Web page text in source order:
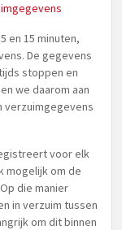
en 15 minuten,
De gegevens
stoppen en
we daarom aan
verzuimgegevens
voor elk
mogelijk om de
die manier
in verzuim tussen
om dit binnen